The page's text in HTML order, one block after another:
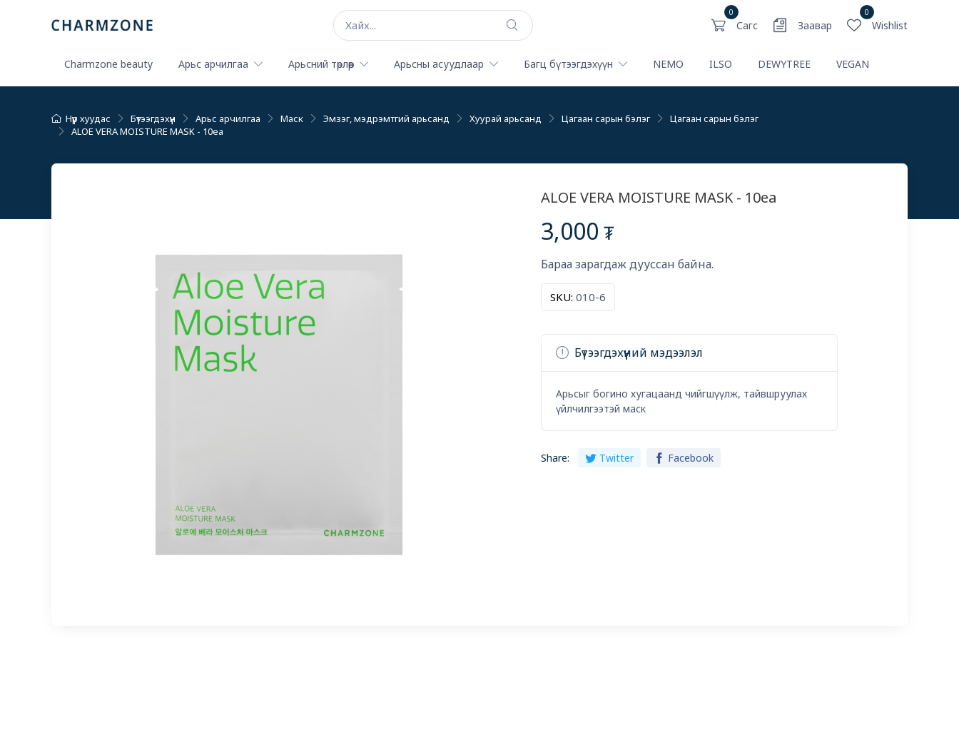
0
Сагс Заавар
0
Wishlist
Charmzone beauty Арьс арчилгаа Арьсний төрлөөр Арьсны асуудлаар Багц бүтээгдэхүүн NEMO ILSO DEWYTREE VEGAN
Нүүр хуудас Бүтээгдэхүүн Арьс арчилгаа Маск Эмзэг, мэдрэмтгий арьсанд Хуурай арьсанд Цагаан сарын бэлэг
Цагаан сарын бэлэг
ALOE VERA MOISTURE MASK - 10ea
ALOE VERA MOISTURE MASK - 10ea
3,000 ₮
Бараа зарагдаж дууссан байна.
SKU: 010-6
Бүтээгдэхүүний мэдээлэл
Арьсыг богино хугацаанд чийгшүүлж, тайвшруулах
үйлчилгээтэй маск
Share: Twitter Facebook